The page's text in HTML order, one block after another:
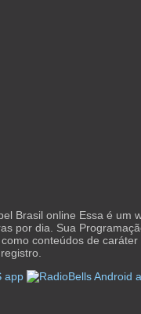
Brasil online Essa é um
por dia. Sua
conteúdos de caráter